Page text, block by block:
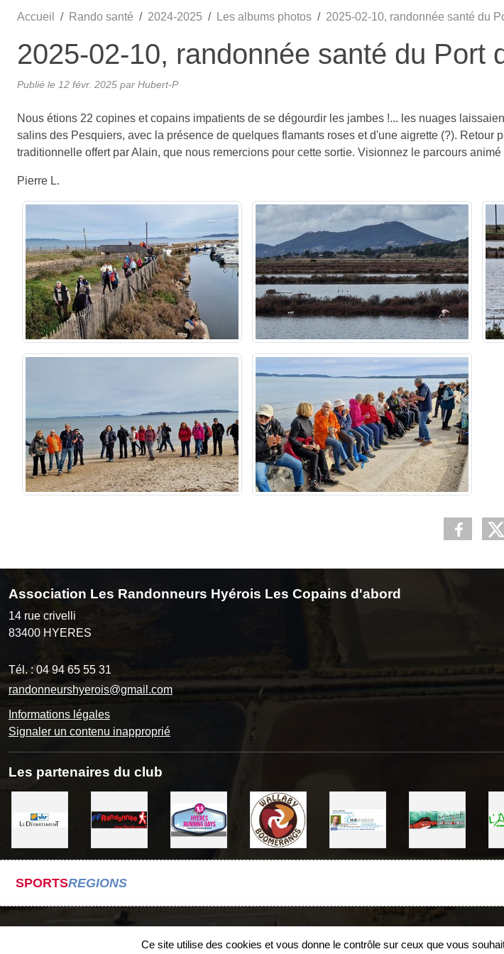
Accueil Rando santé 2024-2025 Les albums photos 2025-02-10, randonnée santé du
2025-02-10, randonnée santé du Port
Publié le 12 févr. 2025 par Hubert-P
Nous étions 22 copines et copains impatients de se dégourdir les jambes !... les nuages
salins des Pesquiers, avec la présence de quelques flamants roses et d'une aigrette (?).
traditionnelle offert par Alain, que nous remercions pour cette sortie. Visionnez le parcours
Pierre L.
Association Les Randonneurs Hyérois Les Copains d'abord
14 rue crivelli
83400 HYERES
Tél. : 04 94 65 55 31
randonneurshyerois@gmail.com
Informations légales
Signaler un contenu inapproprié
Les partenaires du club
SPORTSREGIONS
Ce site utilise des cookies et vous donne le contrôle sur ceux que vous